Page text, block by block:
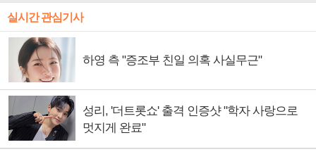
실시간 관심기사
하영 측 "증조부 친일 의혹 사실무근"
성리, '더트롯쇼' 출격 인증샷 "학자 사랑으로
멋지게 완료"